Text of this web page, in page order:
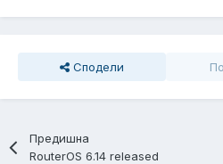
Сподели
Предишна
RouterOS 6.14 released